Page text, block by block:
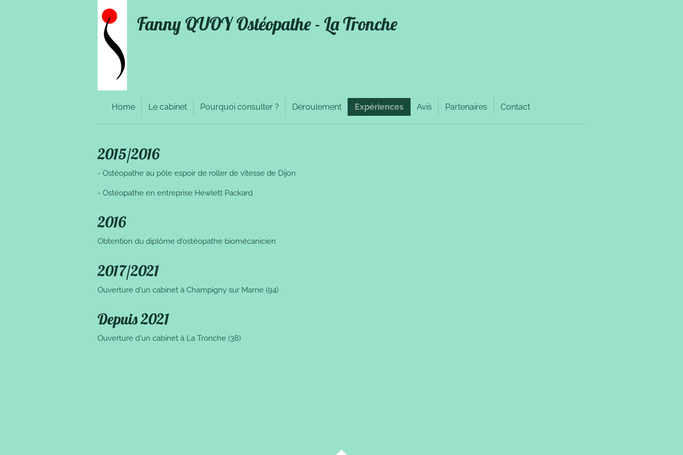
Fanny QUOY Ostéopathe - La Tronche
Home Le cabinet Pourquoi consulter ? Déroulement Expériences Avis Partenaires Contact
2015/2016
- Ostéopathe au pôle espoir de roller de vitesse de Dijon
- Ostéopathe en entreprise Hewlett Packard
2016
Obtention du diplôme d'ostéopathe biomécanicien
2017/2021
Ouverture d'un cabinet à Champigny sur Marne (94)
Depuis 2021
Ouverture d'un cabinet à La Tronche (38)